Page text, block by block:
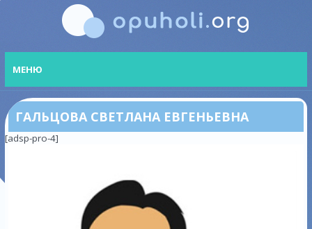
МЕНЮ
ГАЛЬЦОВА СВЕТЛАНА ЕВГЕНЬЕВНА
[adsp-pro-4]